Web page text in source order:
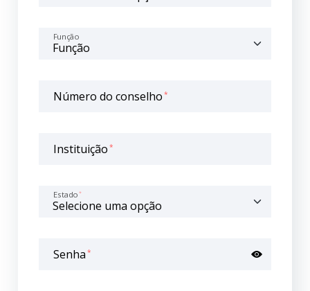
Função
Número do conselho*
Instituição*
Estado*
Senha*